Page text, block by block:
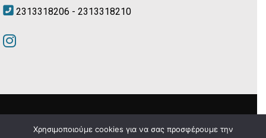
2313318206 - 2313318210
Δήμος Θεσσαλονίκης © 2024
Χρησιμοποιούμε cookies για να σας προσφέρουμε την